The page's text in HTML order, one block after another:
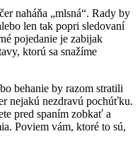
naháňa „mlsná“. Rady by
len tak popri sledovaní
pojedanie je zabijak
ktorú sa snažíme
behanie by razom stratili
nejakú nezdravú pochúťku.
pred spaním zobkať a
Poviem vám, ktoré to sú,